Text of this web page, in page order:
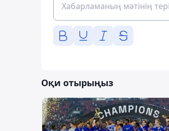
Оқи отырыңыз